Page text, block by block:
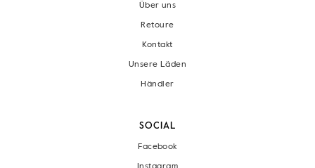
Über uns
Retoure
Kontakt
Unsere Läden
Händler
SOCIAL
Facebook